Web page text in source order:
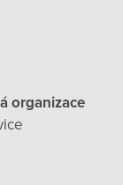
organizace